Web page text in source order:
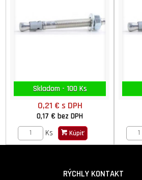
Skladom - 100 Ks
0,21 € s DPH
0,17 €bez DPH
Ks
Kúpiť
RÝCHLY KONTAKT